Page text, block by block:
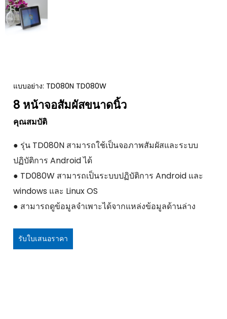
แบบอย่าง: TD080N TD080W
8 หน้าจอสัมผัสขนาดนิ้ว
คุณสมบัติ
● รุ่น TD080N สามารถใช้เป็นจอภาพสัมผัสและระบบ
ปฏิบัติการ Android ได้
● TD080W สามารถเป็นระบบปฏิบัติการ Android และ
windows และ Linux OS
● สามารถดูข้อมูลจำเพาะได้จากแหล่งข้อมูลด้านล่าง
รับใบเสนอราคา